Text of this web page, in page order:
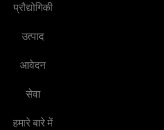
प्रौद्योगिकी
उत्पाद
आवेदन
सेवा
हमारे बारे में